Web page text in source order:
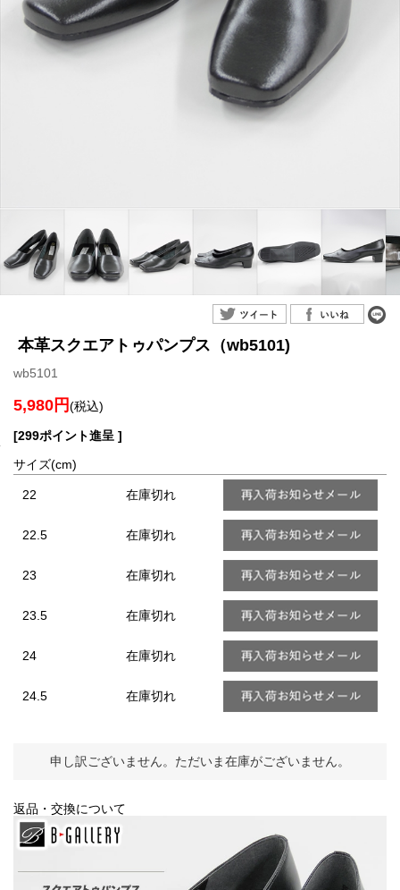
本革スクエアトゥパンプス（wb5101)
wb5101
5,980円(税込)
[299ポイント進呈 ]
サイズ(cm)
22 在庫切れ
22.5 在庫切れ
23 在庫切れ
23.5 在庫切れ
24 在庫切れ
24.5 在庫切れ
申し訳ございません。ただいま在庫がございません。
返品・交換について